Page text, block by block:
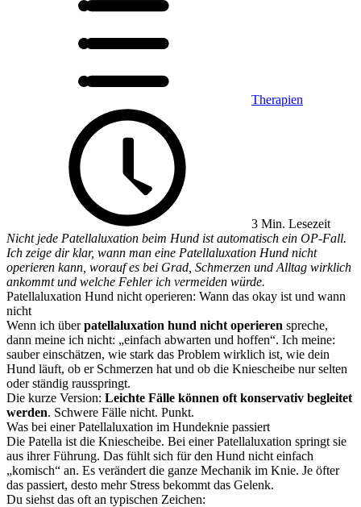
Therapien
3 Min. Lesezeit
Nicht jede Patellaluxation beim Hund ist automatisch ein OP-Fall.
Ich zeige dir klar, wann man eine Patellaluxation Hund nicht
operieren kann, worauf es bei Grad, Schmerzen und Alltag wirklich
ankommt und welche Fehler ich vermeiden würde.
Patellaluxation Hund nicht operieren: Wann das okay ist und wann
nicht
Wenn ich überpatellaluxation hund nicht operieren spreche,
dann meine ich nicht: „einfach abwarten und hoffen“. Ich meine:
sauber einschätzen, wie stark das Problem wirklich ist, wie dein
Hund läuft, ob er Schmerzen hat und ob die Kniescheibe nur selten
oder ständig rausspringt.
Die kurze Version: Leichte Fälle können oft konservativ begleitet
werden. Schwere Fälle nicht. Punkt.
Was bei einer Patellaluxation im Hundeknie passiert
Die Patella ist die Kniescheibe. Bei einer Patellaluxation springt sie
aus ihrer Führung. Das fühlt sich für den Hund nicht einfach
„komisch“ an. Es verändert die ganze Mechanik im Knie. Je öfter
das passiert, desto mehr Stress bekommt das Gelenk.
Du siehst das oft an typischen Zeichen: